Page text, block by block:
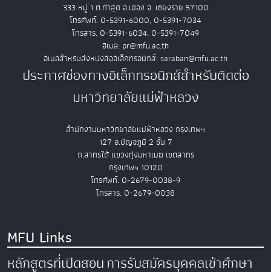
333 หมู่ 1 ต.ท่าสุด อ.เมือง จ. เชียงราย 57100
โทรศัพท์. 0-5391-6000, 0-5391-7034
โทรสาร. 0-5391-6034, 0-5391-7049
อีเมล: pr@mfu.ac.th
อีเมลสำหรับส่งหนังสืออิเล็กทรอนิกส์: saraban@mfu.ac.th
ประกาศช่องทางอิเล็กทรอนิกส์สำหรับติดต่อ
มหาวิทยาลัยแม่ฟ้าหลวง
สำนักงานมหาวิทยาลัยแม่ฟ้าหลวง กรุงเทพฯ
127 อ.ปัญจภูมิ 2 ชั้น 7
ถ.สาทรใต้ แขวงทุ่งมหาเมฆ เขตสาทร
กรุงเทพฯ 10120
โทรศัพท์. 0-2679-0038-9
โทรสาร. 0-2679-0038
MFU Links
หลักสูตรที่เปิดสอนการรับสมัครบุคคลเข้าศึกษา